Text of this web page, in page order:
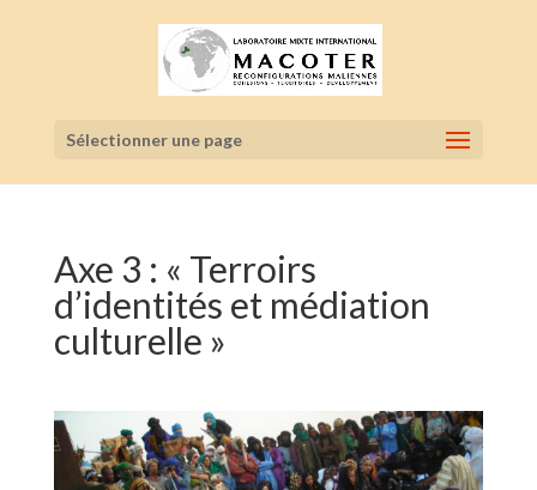
Sélectionner une page
Axe 3 : « Terroirs
d’identités et médiation
culturelle »